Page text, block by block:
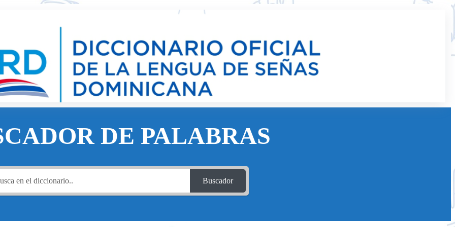
DE PALABRAS
Buscador